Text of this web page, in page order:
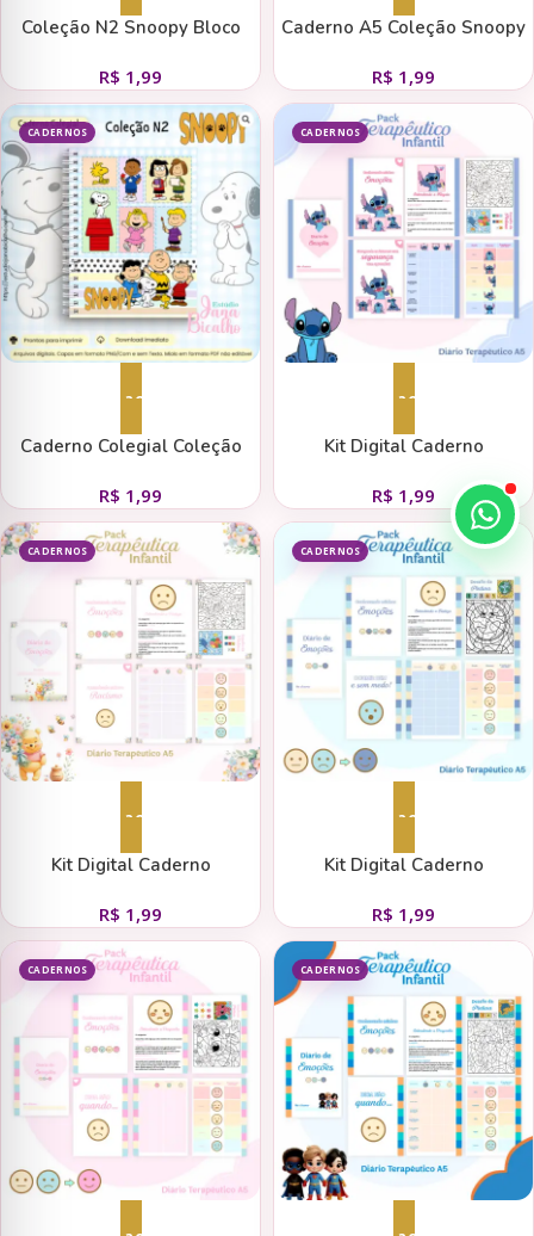
Coleção N2 Snoopy Bloco
R$ 1,99
Caderno A5 Coleção Snoopy
R$ 1,99
CADERNOS
Adicionar ao carrinho
Caderno Colegial Coleção
R$ 1,99
CADERNOS
Adicionar ao carrinho
Kit Digital Caderno
Emoções Stitch
R$ 1,99
CADERNOS
Adicionar ao carrinho
Kit Digital Caderno
Emoções Ursinho Pooh
R$ 1,99
CADERNOS
Adicionar ao carrinho
Kit Digital Caderno
Emoções Neutro Menino
R$ 1,99
CADERNOS CADERNOS